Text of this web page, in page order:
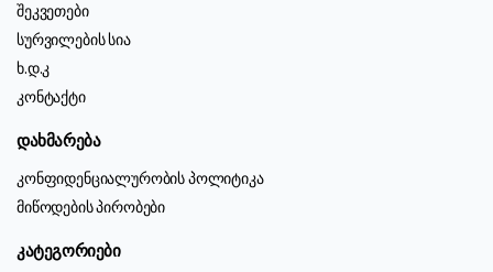
შეკვეთები
სურვილების სია
ხ.დ.კ
კონტაქტი
დახმარება
კონფიდენციალურობის პოლიტიკა
მიწოდების პირობები
კატეგორიები